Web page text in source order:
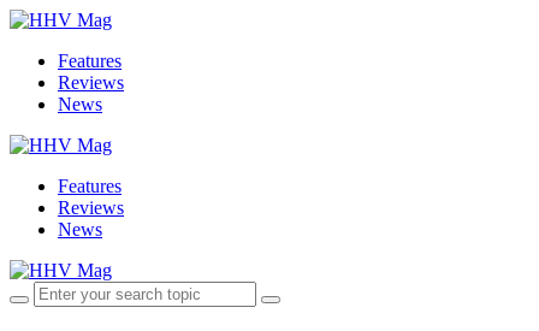
Features
Reviews
News
Features
Reviews
News